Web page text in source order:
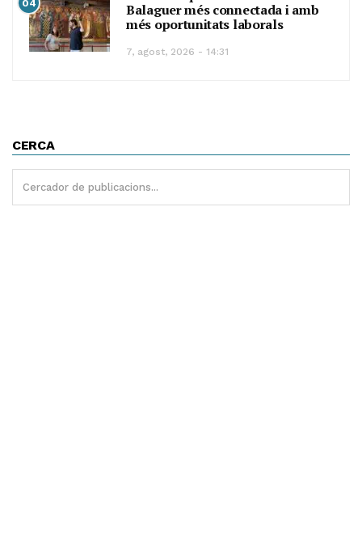
04
Balaguer més connectada i amb
més oportunitats laborals
7, agost, 2026 - 14:31
CERCA